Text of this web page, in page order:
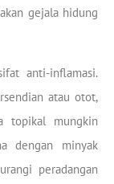
gejala hidung
anti-inflamasi.
atau otot,
topikal mungkin
dengan minyak
peradangan